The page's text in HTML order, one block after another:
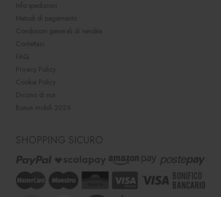
Info spedizioni
Metodi di pagamento
Condizioni generali di vendita
Contattaci
FAQ
Privacy Policy
Cookie Policy
Dicono di noi
Bonus mobili 2026
SHOPPING SICURO